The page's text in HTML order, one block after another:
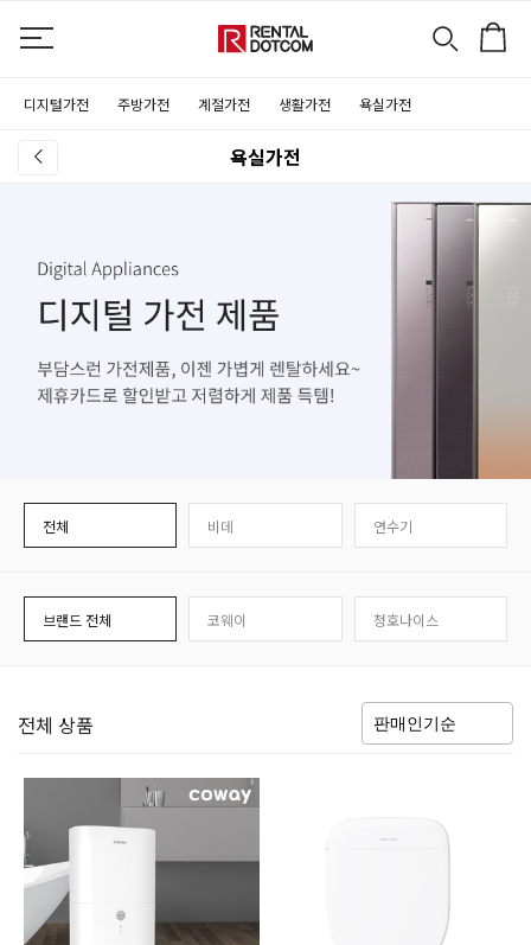
디지털가전 주방가전 계절가전 생활가전 욕실가전
욕실가전
전체 비데 연수기
브랜드 전체 코웨이 청호나이스
전체 상품